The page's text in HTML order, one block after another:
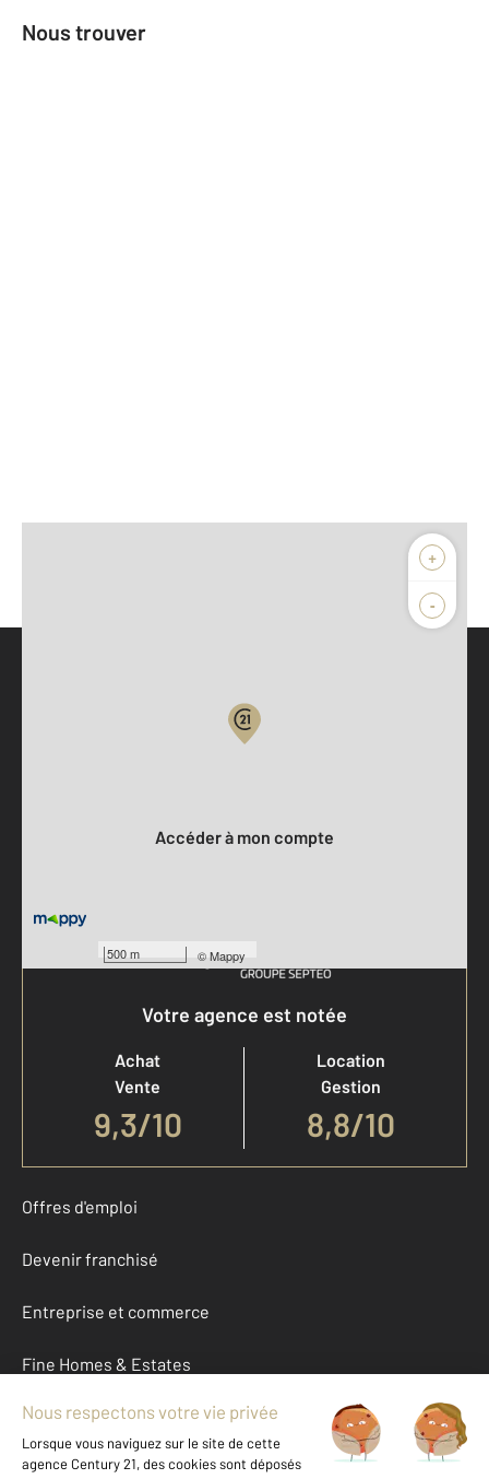
Nous trouver
+
-
500 m ©Mappy
Accéder à mon compte
Votre agence est notée
Achat
Vente
9,3/10
Location
Gestion
8,8/10
Offres d'emploi
Devenir franchisé
Entreprise et commerce
Fine Homes & Estates
À propos
International